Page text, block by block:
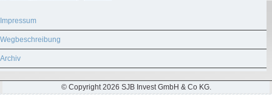
Impressum
Wegbeschreibung
Archiv
© Copyright 2026 SJB Invest GmbH & Co KG.